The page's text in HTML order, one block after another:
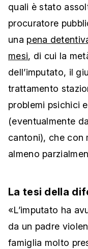
quali è stato
procuratore
una pena
mesi, di cui la
dell’imputato, il
trattamento
problemi psichici
(eventualmente
cantoni), che con
almeno
La tesi della
«L’imputato ha
da un padre
famiglia molto